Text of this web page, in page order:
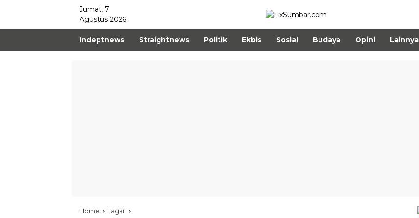
Jumat, 7
Agustus 2026
Indeptnews Straightnews Politik Ekbis Sosial Budaya Opini Lainnya
Home Tagar